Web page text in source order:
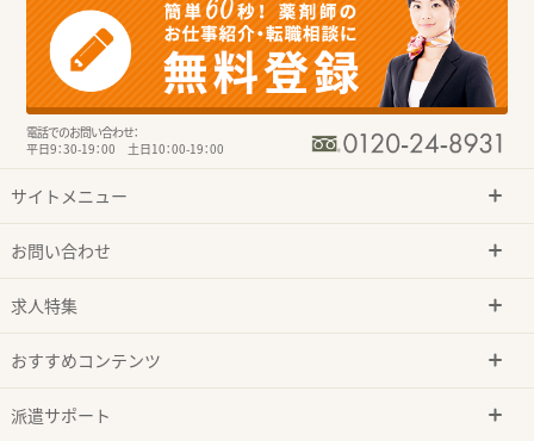
電話でのお問い合わせ：
平日9：30-19：00 土日10：00-19：00
サイトメニュー
お問い合わせ
求人特集
おすすめコンテンツ
派遣サポート